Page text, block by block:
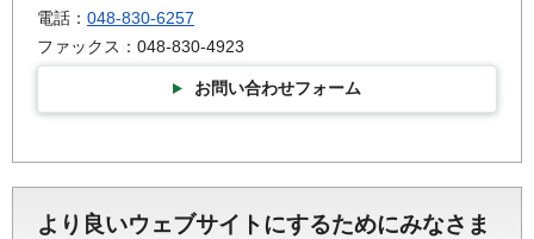
電話： 048-830-6257
ファックス：048-830-4923
お問い合わせフォーム
より良いウェブサイトにするためにみなさま